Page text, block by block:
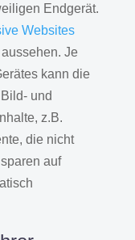
Endgerät.
Websites
Je
kann die
und
z.B.
die nicht
auf